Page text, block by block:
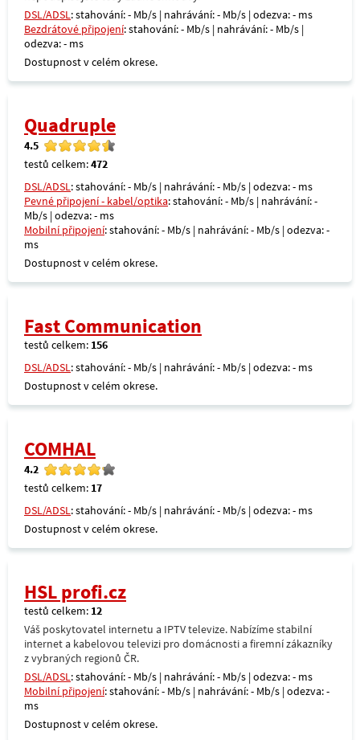
DSL/ADSL: stahování: - Mb/s | nahrávání: - Mb/s | odezva: - ms
Bezdrátové připojení: stahování: - Mb/s | nahrávání: - Mb/s |
odezva: - ms
Dostupnost v celém okrese.
Quadruple
4.5
testů celkem:472
DSL/ADSL: stahování: - Mb/s | nahrávání: - Mb/s | odezva: - ms
Pevné připojení - kabel/optika: stahování: - Mb/s | nahrávání: -
Mb/s | odezva: - ms
Mobilní připojení: stahování: - Mb/s | nahrávání: - Mb/s | odezva: -
ms
Dostupnost v celém okrese.
Fast Communication
testů celkem: 156
DSL/ADSL: stahování: - Mb/s | nahrávání: - Mb/s | odezva: - ms
Dostupnost v celém okrese.
COMHAL
4.2
testů celkem: 17
DSL/ADSL: stahování: - Mb/s | nahrávání: - Mb/s | odezva: - ms
Dostupnost v celém okrese.
HSL profi.cz
testů celkem: 12
Váš poskytovatel internetu a IPTV televize. Nabízíme stabilní
internet a kabelovou televizi pro domácnosti a firemní zákazníky
z vybraných regionů ČR.
DSL/ADSL: stahování: - Mb/s | nahrávání: - Mb/s | odezva: - ms
Mobilní připojení: stahování: - Mb/s | nahrávání: - Mb/s | odezva: -
ms
Dostupnost v celém okrese.